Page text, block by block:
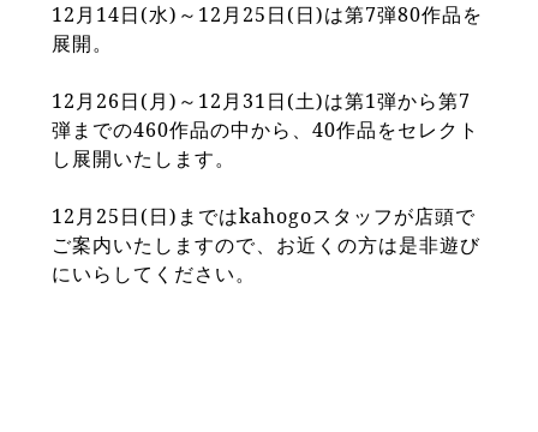
12月14日(水)～12月25日(日)は第7弾80作品を
展開。
12月26日(月)～12月31日(土)は第1弾から第7
弾までの460作品の中から、40作品をセレクト
し展開いたします。
12月25日(日)まではkahogoスタッフが店頭で
ご案内いたしますので、お近くの方は是非遊び
にいらしてください。